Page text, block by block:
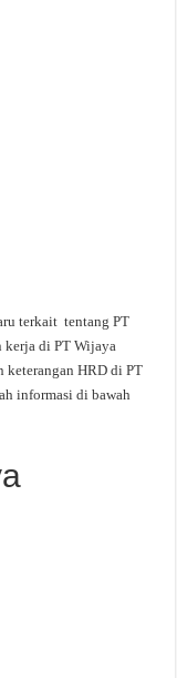
terkait tentang PT
kerja di PT Wijaya
keterangan HRD di PT
informasi di bawah